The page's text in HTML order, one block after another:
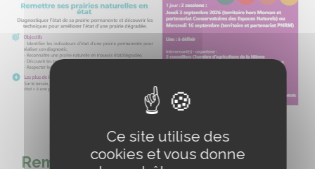
Remettre ses prairies naturelles en
Ce site utilise des
cookies et vous donne